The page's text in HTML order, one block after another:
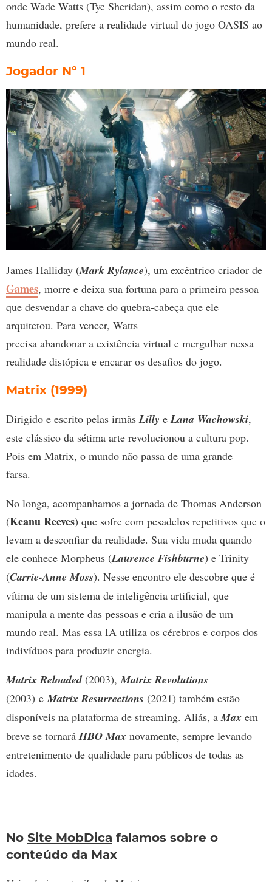
onde Wade Watts (Tye Sheridan), assim como o resto da
humanidade, prefere a realidade virtual do jogo OASIS ao
mundo real.
Jogador Nº 1
James Halliday (Mark Rylance), um excêntrico criador de
Games, morre e deixa sua fortuna para a primeira pessoa
que desvendar a chave do quebra-cabeça que ele
arquitetou. Para vencer, Watts
precisa abandonar a existência virtual e mergulhar nessa
realidade distópica e encarar os desafios do jogo.
Matrix (1999)
Dirigido e escrito pelas irmãsLilly eLana Wachowski,
este clássico da sétima arte revolucionou a cultura pop.
Pois em Matrix, o mundo não passa de uma grande
farsa.
No longa, acompanhamos a jornada de Thomas Anderson
(Keanu Reeves) que sofre com pesadelos repetitivos que o
levam a desconfiar da realidade. Sua vida muda quando
ele conhece Morpheus (Laurence Fishburne) e Trinity
(Carrie-Anne Moss). Nesse encontro ele descobre que é
vítima de um sistema de inteligência artificial, que
manipula a mente das pessoas e cria a ilusão de um
mundo real. Mas essa IA utiliza os cérebros e corpos dos
indivíduos para produzir energia.
Matrix Reloaded(2003),Matrix Revolutions
(2003) eMatrix Resurrections (2021) também estão
disponíveis na plataforma de streaming. Aliás, aMax em
breve se tornaráHBO Max novamente, sempre levando
entretenimento de qualidade para públicos de todas as
idades.
No Site MobDica falamos sobre o
conteúdo da Max